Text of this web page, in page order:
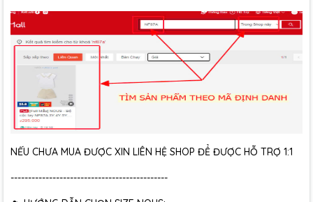
NẾU CHƯA MUA ĐƯỢC XIN LIÊN HỆ SHOP ĐỂ ĐƯỢC HỖ TRỢ 1:1
---------------------------------------------